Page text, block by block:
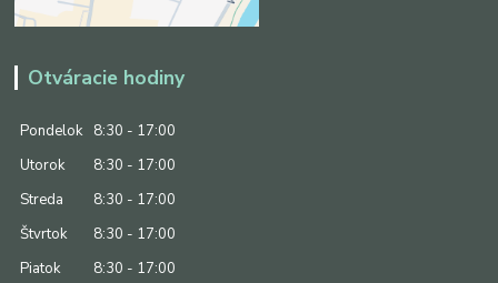
Otváracie hodiny
Pondelok
8:30 - 17:00
Utorok
8:30 - 17:00
Streda
8:30 - 17:00
Štvrtok
8:30 - 17:00
Piatok
8:30 - 17:00